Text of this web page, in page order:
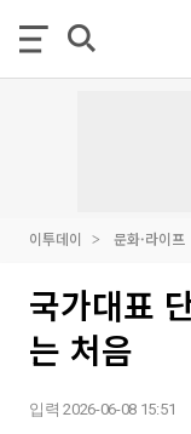
이투데이 문화·라이프
국가대표
는 처음
입력 2026-06-08 15:51